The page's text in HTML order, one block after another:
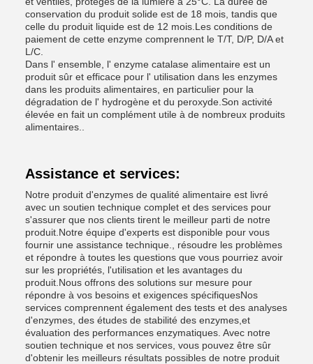
conservation du produit solide est de 18 mois, tandis que
celle du produit liquide est de 12 mois.Les conditions de
paiement de cette enzyme comprennent le T/T, D/P, D/A et
L/C.
Dans l' ensemble, l' enzyme catalase alimentaire est un
produit sûr et efficace pour l' utilisation dans les enzymes
dans les produits alimentaires, en particulier pour la
dégradation de l' hydrogène et du peroxyde.Son activité
élevée en fait un complément utile à de nombreux produits
alimentaires..
Assistance et services:
Notre produit d'enzymes de qualité alimentaire est livré
avec un soutien technique complet et des services pour
s'assurer que nos clients tirent le meilleur parti de notre
produit.Notre équipe d'experts est disponible pour vous
fournir une assistance technique., résoudre les problèmes
et répondre à toutes les questions que vous pourriez avoir
sur les propriétés, l'utilisation et les avantages du
produit.Nous offrons des solutions sur mesure pour
répondre à vos besoins et exigences spécifiquesNos
services comprennent également des tests et des analyses
d'enzymes, des études de stabilité des enzymes,et
évaluation des performances enzymatiques. Avec notre
soutien technique et nos services, vous pouvez être sûr
d'obtenir les meilleurs résultats possibles de notre produit